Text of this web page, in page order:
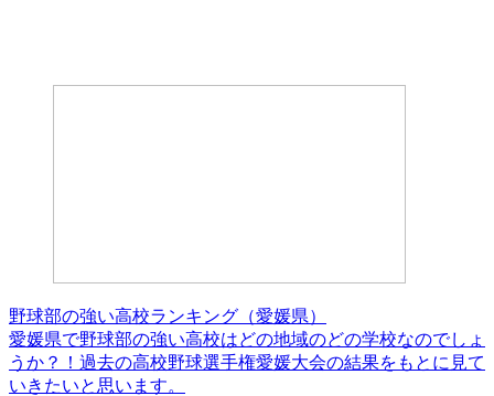
野球部の強い高校ランキング（愛媛県）
愛媛県で野球部の強い高校はどの地域のどの学校なのでしょ
うか？！過去の高校野球選手権愛媛大会の結果をもとに見て
いきたいと思います。